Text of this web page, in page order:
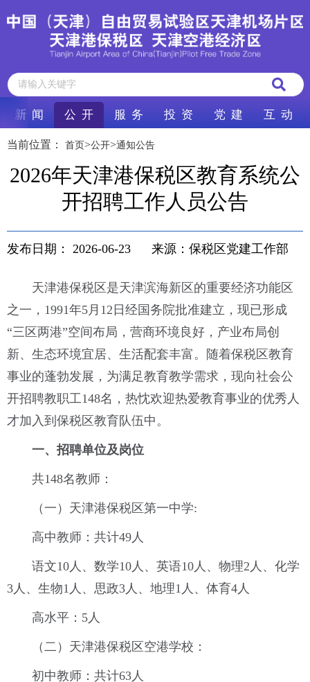
新 闻 公 开 服 务 投 资 党 建 互 动
当前位置： 首页>公开>通知公告
2026年天津港保税区教育系统公
开招聘工作人员公告
发布日期： 2026-06-23 来源：保税区党建工作部
天津港保税区是天津滨海新区的重要经济功能区
之一，1991年5月12日经国务院批准建立，现已形成
“三区两港”空间布局，营商环境良好，产业布局创
新、生态环境宜居、生活配套丰富。随着保税区教育
事业的蓬勃发展，为满足教育教学需求，现向社会公
开招聘教职工148名，热忱欢迎热爱教育事业的优秀人
才加入到保税区教育队伍中。
一、招聘单位及岗位
共148名教师：
（一）天津港保税区第一中学:
高中教师：共计49人
语文10人、数学10人、英语10人、物理2人、化学
3人、生物1人、思政3人、地理1人、体育4人
高水平：5人
（二）天津港保税区空港学校：
初中教师：共计63人